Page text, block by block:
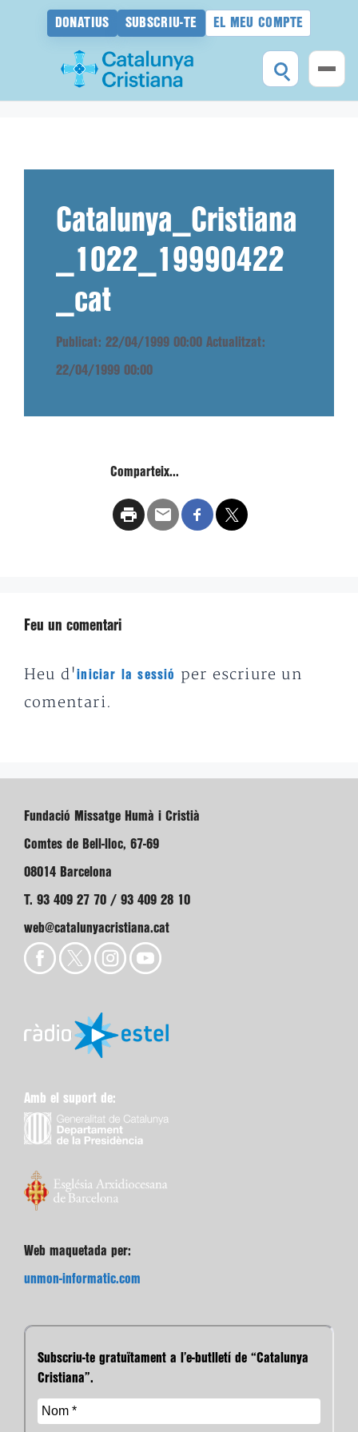
DONATIUS SUBSCRIU-TE EL MEU COMPTE
Catalunya_Cristiana
_1022_19990422
_cat
Publicat: 22/04/1999 00:00 Actualitzat:
22/04/1999 00:00
Comparteix...
Feu un comentari
Heu d'iniciar la sessió
per escriure un
comentari.
Fundació Missatge Humà i Cristià
Comtes de Bell-lloc, 67-69
08014 Barcelona
T. 93 409 27 70 / 93 409 28 10
web@catalunyacristiana.cat
Amb el suport de:
Web maquetada per:
unmon-informatic.com
Subscriu-te gratuïtament a l’e-butlletí de “Catalunya
Cristiana”.